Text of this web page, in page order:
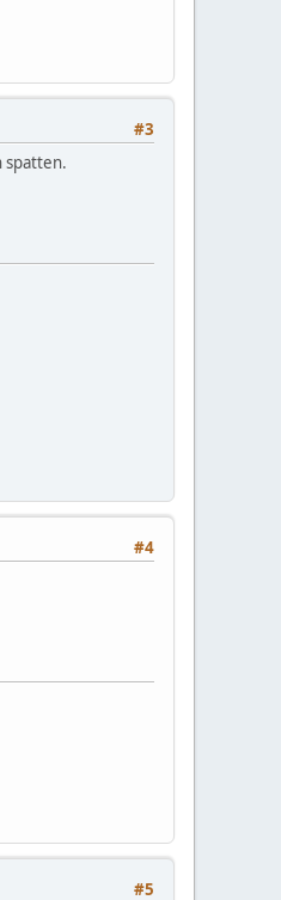
#3
spatten.
#4
#5